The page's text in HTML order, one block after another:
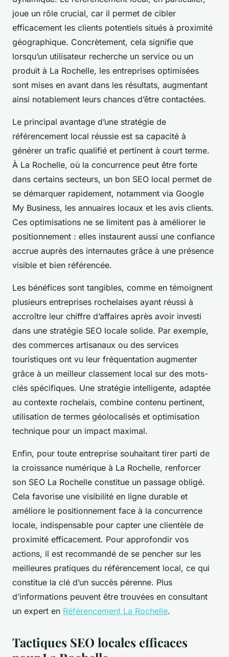
joue un rôle crucial, car il permet de cibler
efficacement les clients potentiels situés à proximité
géographique. Concrètement, cela signifie que
lorsqu’un utilisateur recherche un service ou un
produit à La Rochelle, les entreprises optimisées
sont mises en avant dans les résultats, augmentant
ainsi notablement leurs chances d’être contactées.
Le principal avantage d’une stratégie de
référencement local réussie est sa capacité à
générer un trafic qualifié et pertinent à court terme.
À La Rochelle, où la concurrence peut être forte
dans certains secteurs, un bon SEO local permet de
se démarquer rapidement, notamment via Google
My Business, les annuaires locaux et les avis clients.
Ces optimisations ne se limitent pas à améliorer le
positionnement : elles instaurent aussi une confiance
accrue auprès des internautes grâce à une présence
visible et bien référencée.
Les bénéfices sont tangibles, comme en témoignent
plusieurs entreprises rochelaises ayant réussi à
accroître leur chiffre d’affaires après avoir investi
dans une stratégie SEO locale solide. Par exemple,
des commerces artisanaux ou des services
touristiques ont vu leur fréquentation augmenter
grâce à un meilleur classement local sur des mots-
clés spécifiques. Une stratégie intelligente, adaptée
au contexte rochelais, combine contenu pertinent,
utilisation de termes géolocalisés et optimisation
technique pour un impact maximal.
Enfin, pour toute entreprise souhaitant tirer parti de
la croissance numérique à La Rochelle, renforcer
son SEO La Rochelle constitue un passage obligé.
Cela favorise une visibilité en ligne durable et
améliore le positionnement face à la concurrence
locale, indispensable pour capter une clientèle de
proximité efficacement. Pour approfondir vos
actions, il est recommandé de se pencher sur les
meilleures pratiques du référencement local, ce qui
constitue la clé d’un succès pérenne. Plus
d’informations peuvent être trouvées en consultant
un expert en Référencement La Rochelle.
Tactiques SEO locales efficaces